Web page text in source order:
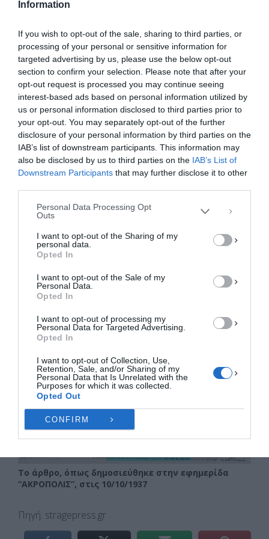
Information
If you wish to opt-out of the sale, sharing to third parties, or
processing of your personal or sensitive information for
targeted advertising by us, please use the below opt-out
section to confirm your selection. Please note that after your
opt-out request is processed you may continue seeing
interest-based ads based on personal information utilized by
us or personal information disclosed to third parties prior to
your opt-out. You may separately opt-out of the further
disclosure of your personal information by third parties on the
IAB’s list of downstream participants. This information may
also be disclosed by us to third parties on the IAB’s List of
Downstream Participants that may further disclose it to other
Personal Data Processing Opt
Outs
I want to opt-out of the Sharing of my
personal data.
Opted In
I want to opt-out of the Sale of my
Personal Data.
Opted In
I want to opt-out of processing my
Personal Data for Targeted Advertising.
Opted In
I want to opt-out of Collection, Use,
Retention, Sale, and/or Sharing of my
Personal Data that Is Unrelated with the
Purposes for which it was collected.
Opted Out
CONFIRM
Διαχείριση Συγκατάθεσης
Για να παρέχουμε την καλύτερη εμπειρία, χρησιμοποιούμε τεχνολογίες όπως
cookies για την αποθήκευση ή/και την πρόσβαση σε πληροφορίες συσκευών.
Η συγκατάθεση για τις εν λόγω τεχνολογίες θα μας επιτρέψει να
επεξεργαστούμε δεδομένα προσωπικού χαρακτήρα, όπως συμπεριφορά
συγκατάθεση ή η ανάκληση της συγκατάθεσης, μπορεί να επηρεάσει
αρνητικά ορισμένες λειτουργίες και δυνατότητες.
ΠΡΟΒΟΛΉ ΠΡΟΤΙΜΉΣΕΩΝ
Πολιτική Cookies
σκαρφιστεί ένα τέτοιο μύθευμα; Έμελλε να αποδειχτεί
από τις αδιάκοπες έρευνες των Αρχών…
Η είδηση δημοσιεύθηκε στην εφημερίδα
“ΑΚΡΟΠΟΛΙΣ”, στις 10/10/1937…
Το άρθρο, όπως δημοσιεύθηκε στην εφημερίδα
“ΑΚΡΟΠΟΛΙΣ”, στις 10/10/1937
Πηγή: stragepress.gr